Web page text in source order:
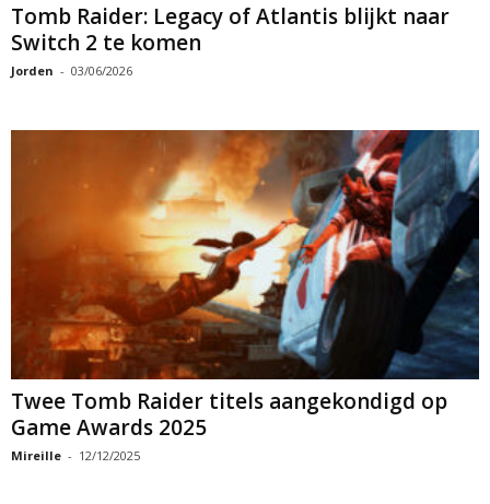
Tomb Raider: Legacy of Atlantis blijkt naar
Switch 2 te komen
Jorden - 03/06/2026
Twee Tomb Raider titels aangekondigd op
Game Awards 2025
Mireille - 12/12/2025